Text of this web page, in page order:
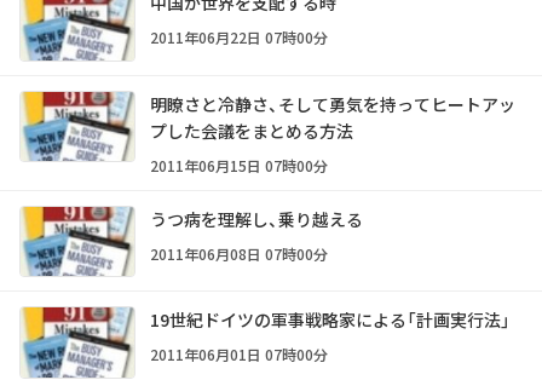
2011年06月22日 07時00分
明瞭さと冷静さ、そして勇気を持ってヒートアッ
プした会議をまとめる方法
2011年06月15日 07時00分
うつ病を理解し、乗り越える
2011年06月08日 07時00分
19世紀ドイツの軍事戦略家による「計画実行法」
2011年06月01日 07時00分